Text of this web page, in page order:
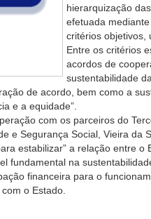
hierarquização
efetuada
critérios objetivos,
Entre os critérios
acordos de
sustentabilidade
de acordo, bem como a
e a equidade”.
com os parceiros do
e Segurança Social, Vieira da
estabilizar” a relação entre o
fundamental na
financeira para o
o Estado.